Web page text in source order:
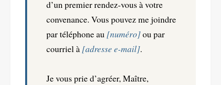
d’un premier rendez-vous à votre
convenance. Vous pouvez me joindre
par téléphone au [numéro]ou par
courriel à [adresse e-mail].
Je vous prie d’agréer, Maître,